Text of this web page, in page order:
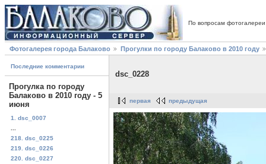
По вопросам
Фотогалерея города Балаково Прогулки по городу Балаково в 2010 году
Последние комментарии
Прогулка по городу
Балаково в 2010 году - 5
июня
1. dsc_0007
218. dsc_0225
219. dsc_0226
220. dsc_0227
dsc_0228
первая предыдущая